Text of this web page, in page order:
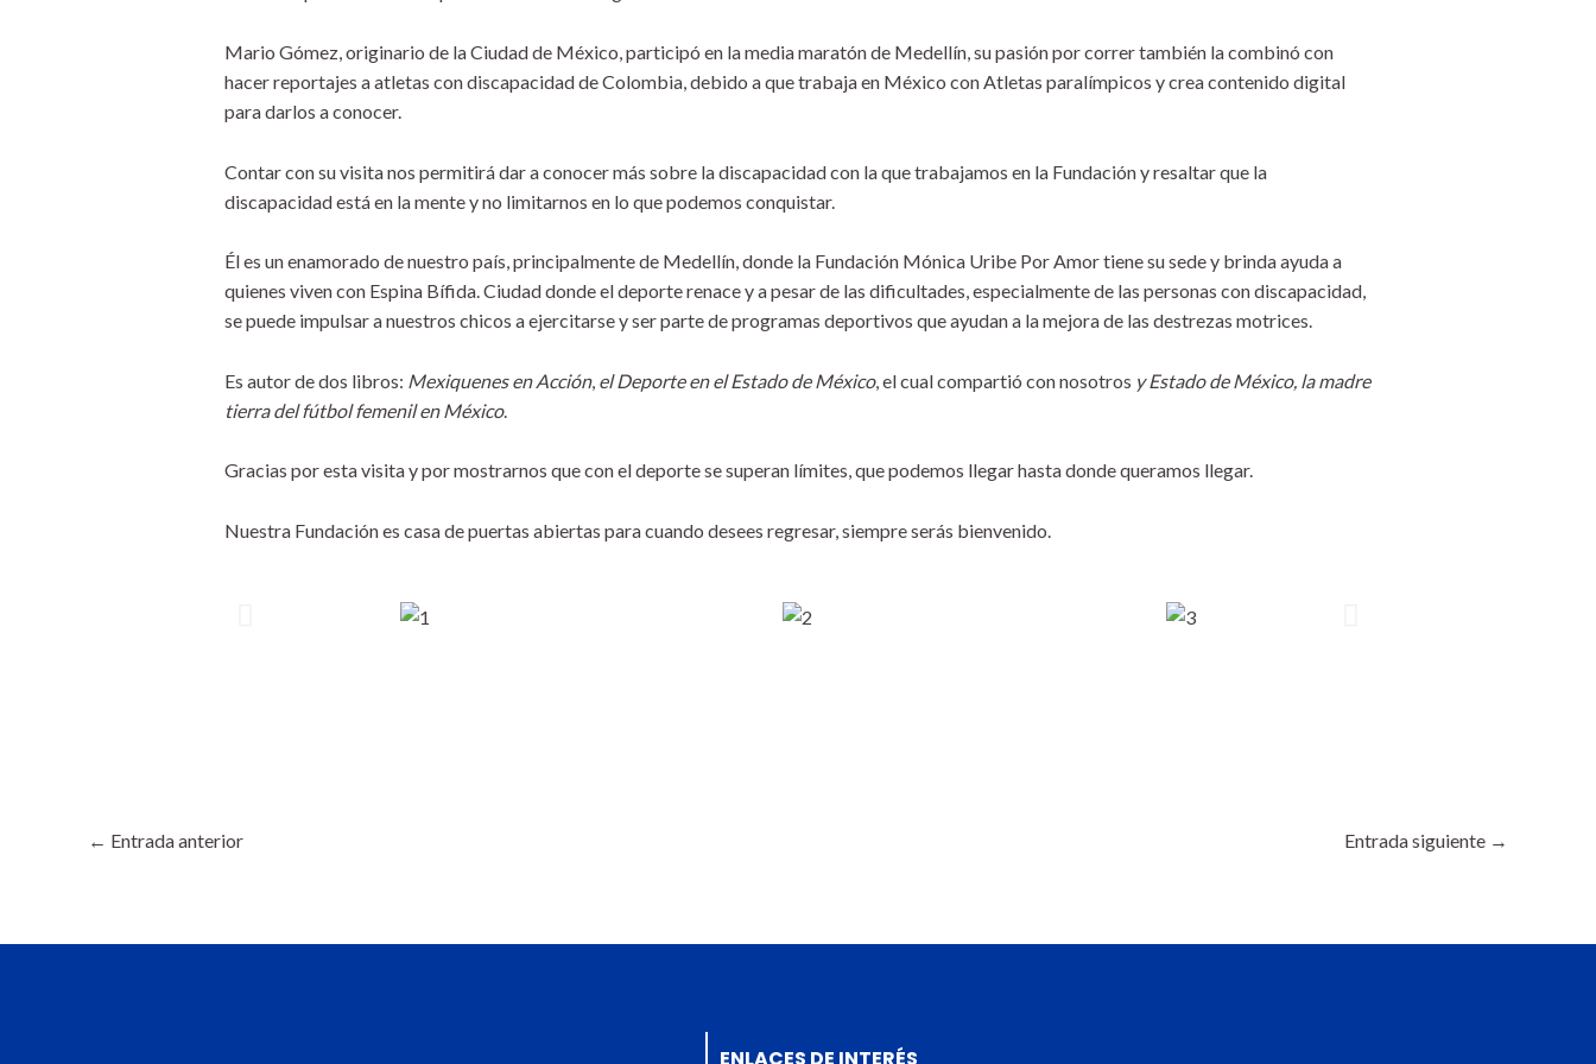
Mario Gómez, originario de la Ciudad de México, participó en la media maratón de Medellín, su pasión por correr también la combinó con
hacer reportajes a atletas con discapacidad de Colombia, debido a que trabaja en México con Atletas paralímpicos y crea contenido digital
para darlos a conocer.
Contar con su visita nos permitirá dar a conocer más sobre la discapacidad con la que trabajamos en la Fundación y resaltar que la
discapacidad está en la mente y no limitarnos en lo que podemos conquistar.
Él es un enamorado de nuestro país, principalmente de Medellín, donde la Fundación Mónica Uribe Por Amor tiene su sede y brinda ayuda a
quienes viven con Espina Bífida. Ciudad donde el deporte renace y a pesar de las dificultades, especialmente de las personas con discapacidad,
se puede impulsar a nuestros chicos a ejercitarse y ser parte de programas deportivos que ayudan a la mejora de las destrezas motrices.
Es autor de dos libros: Mexiquenes en Acción, el Deporte en el Estado de México, el cual compartió con nosotros y Estado de México, la madre
tierra del fútbol femenil en México.
Gracias por esta visita y por mostrarnos que con el deporte se superan límites, que podemos llegar hasta donde queramos llegar.
Nuestra Fundación es casa de puertas abiertas para cuando desees regresar, siempre serás bienvenido.
← Entrada anterior Entrada siguiente →
ENLACES DE INTERÉS